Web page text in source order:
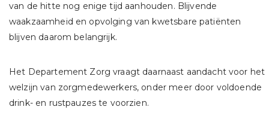
van de hitte nog enige tijd aanhouden. Blijvende
waakzaamheid en opvolging van kwetsbare patiënten
blijven daarom belangrijk.
Het Departement Zorg vraagt daarnaast aandacht voor het
welzijn van zorgmedewerkers, onder meer door voldoende
drink- en rustpauzes te voorzien.